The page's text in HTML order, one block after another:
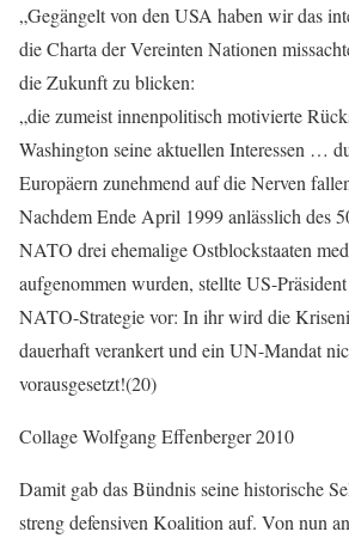
„Gegängelt von den USA haben wir das
die Charta der Vereinten Nationen
die Zukunft zu blicken:
„die zumeist innenpolitisch motivierte
Washington seine aktuellen Interessen …
Europäern zunehmend auf die Nerven
Nachdem Ende April 1999 anlässlich des
NATO drei ehemalige Ostblockstaaten
aufgenommen wurden, stellte US-
NATO-Strategie vor: In ihr wird die
dauerhaft verankert und ein UN-Mandat
vorausgesetzt!(20)
Collage Wolfgang Effenberger 2010
Damit gab das Bündnis seine historische
streng defensiven Koalition auf. Von nun